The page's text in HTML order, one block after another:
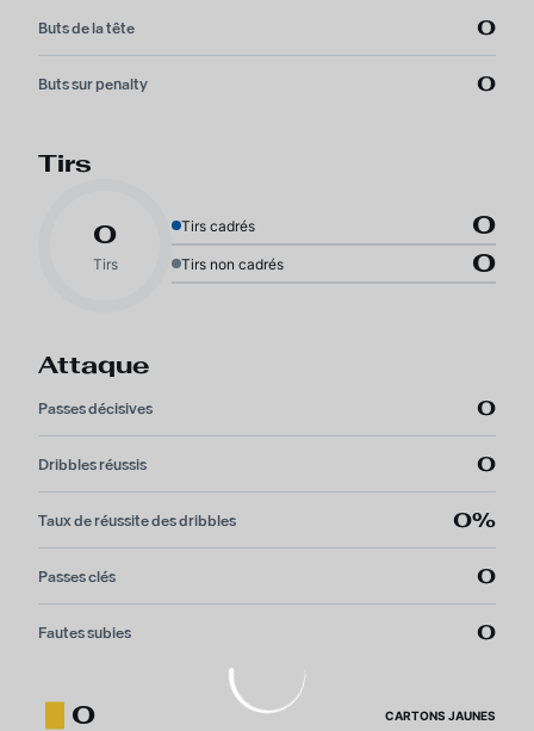
Buts de la tête 0
Buts sur penalty 0
Tirs
0
Tirs
Tirs cadrés 0
Tirs non cadrés 0
Attaque
Passes décisives 0
Dribbles réussis 0
Taux de réussite des dribbles 0%
Passes clés 0
Fautes subies 0
0 CARTONS JAUNES